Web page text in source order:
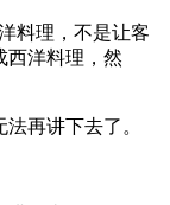
料理，不是让客
西洋料理，然
再讲下去了。